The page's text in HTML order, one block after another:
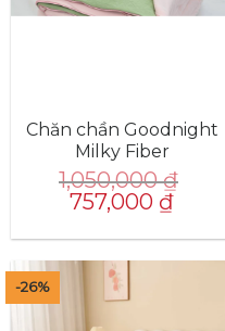
Chăn chần Goodnight
Milky Fiber
1,050,000₫
Giá
gốc
1,050,000 ₫.
757,000 ₫Giá
là:
-26%